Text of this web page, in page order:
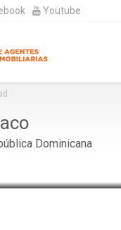
Youtube
Dominicana